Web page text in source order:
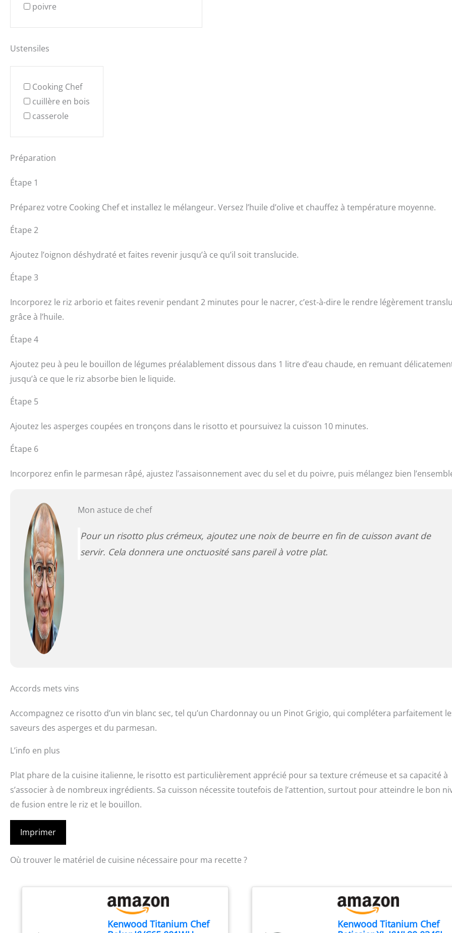
poivre
Ustensiles
Cooking Chef
cuillère en bois
casserole
Préparation
Étape 1
Préparez votre Cooking Chef et installez le mélangeur. Versez l’huile d’olive et chauffez à température moyenne.
Étape 2
Ajoutez l’oignon déshydraté et faites revenir jusqu’à ce qu’il soit translucide.
Étape 3
Incorporez le riz arborio et faites revenir pendant 2 minutes pour le nacrer, c’est-à-dire le rendre légèrement
grâce à l’huile.
Étape 4
Ajoutez peu à peu le bouillon de légumes préalablement dissous dans 1 litre d’eau chaude, en remuant
jusqu’à ce que le riz absorbe bien le liquide.
Étape 5
Ajoutez les asperges coupées en tronçons dans le risotto et poursuivez la cuisson 10 minutes.
Étape 6
Incorporez enfin le parmesan râpé, ajustez l’assaisonnement avec du sel et du poivre, puis mélangez bien
Mon astuce de chef
Pour un risotto plus crémeux, ajoutez une noix de beurre en fin de cuisson avant de
servir. Cela donnera une onctuosité sans pareil à votre plat.
Accords mets vins
Accompagnez ce risotto d’un vin blanc sec, tel qu’un Chardonnay ou un Pinot Grigio, qui complétera parfaitement
saveurs des asperges et du parmesan.
L’info en plus
Plat phare de la cuisine italienne, le risotto est particulièrement apprécié pour sa texture crémeuse et sa capacité à
s’associer à de nombreux ingrédients. Sa cuisson nécessite toutefois de l’attention, surtout pour atteindre le bon
de fusion entre le riz et le bouillon.
Imprimer
Où trouver le matériel de cuisine nécessaire pour ma recette ?
Kenwood Titanium Chef
Kenwood Titanium Chef